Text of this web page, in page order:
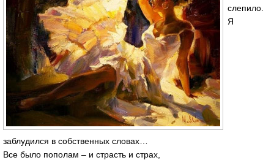
слепило.
Я
заблудился в собственных словах…
Все было пополам – и страсть и страх,